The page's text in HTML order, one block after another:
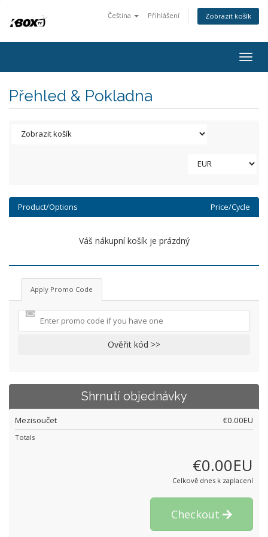
Čeština Přihlášení Zobrazit košík
Přehled & Pokladna
Product/Options Price/Cycle
Váš nákupní košík je prázdný
Apply Promo Code
Ověřit kód >>
Shrnutí objednávky
Mezisoučet €0.00EU
Totals
€0.00EU
Celkově dnes k zaplacení
Checkout